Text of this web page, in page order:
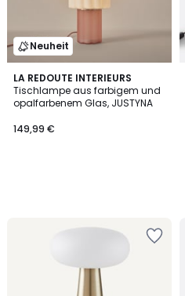
Neuheit
LA REDOUTE INTERIEURS
Tischlampe aus farbigem und
opalfarbenem Glas, JUSTYNA
149,99 €